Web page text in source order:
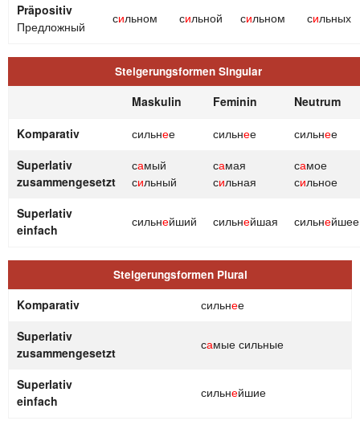
Präpositiv
Предложный
сильном сильной сильном сильных
Steigerungsformen Singular
Maskulin Feminin
Neutrum
Komparativ
сильнее сильнее сильнее
Superlativ
zusammengesetzt
самый
сильный
самая
сильная
самое
сильное
Superlativ
einfach
сильнейший сильнейшая сильнейшее
Steigerungsformen Plural
Komparativ сильнее
Superlativ
zusammengesetzt
самые сильные
Superlativ
einfach
сильнейшие